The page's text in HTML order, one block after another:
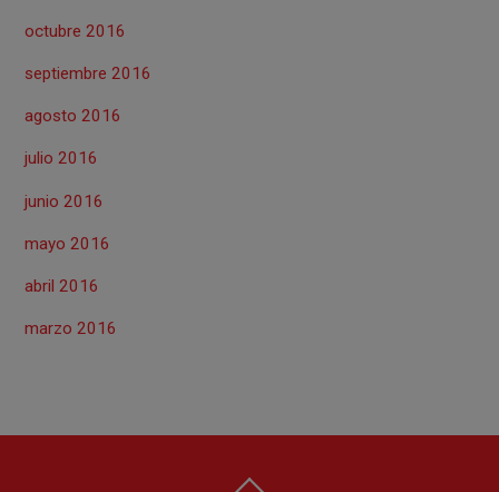
octubre 2016
septiembre 2016
agosto 2016
julio 2016
junio 2016
mayo 2016
abril 2016
marzo 2016